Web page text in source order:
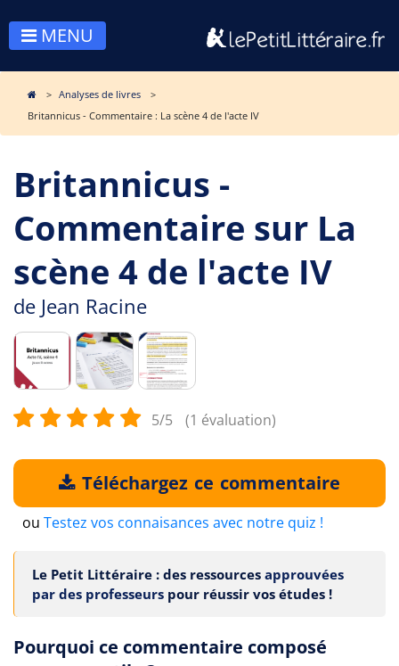
MENU
Analyses de livres
Britannicus - Commentaire : La scène 4 de l'acte IV
Britannicus -
Commentaire sur La
scène 4 de l'acte IV
de Jean Racine
5/5 (1 évaluation)
Téléchargez ce commentaire
ou Testez vos connaisances avec notre quiz !
Le Petit Littéraire : des ressources approuvées
par des professeurs pour réussir vos études !
Pourquoi ce commentaire composé